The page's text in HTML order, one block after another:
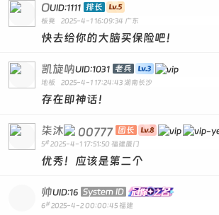
OUID:1111 排长
板凳 2025-4-1 16:09:34 广东
快去给你的大脑买保险吧！
凯旋呐UID:1031 老兵
地板 2025-4-1 17:24:43 湖南长沙
存在即神话！
柒沐 00777 团长
5# 2025-4-1 17:51:50 福建厦门
优秀！应该是第二个
帅UID:16 System ID
6# 2025-4-2 00:00:45 福建